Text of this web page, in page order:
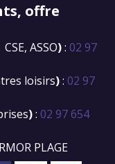
offre
ASSO): 02 97
loisirs): 02 97
): 02 97 654
PLAGE